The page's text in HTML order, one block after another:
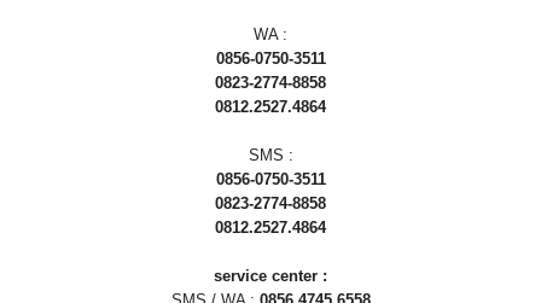
WA :
0856-0750-3511
0823-2774-8858
0812.2527.4864
SMS :
0856-0750-3511
0823-2774-8858
0812.2527.4864
service center :